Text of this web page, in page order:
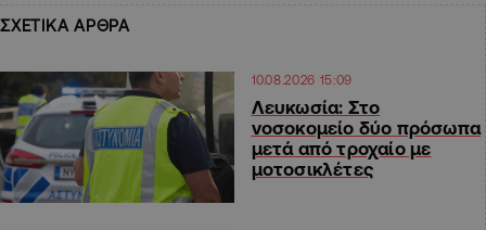
ΣΧΕΤΙΚΑ ΑΡΘΡΑ
10.08.2026 15:09
Λευκωσία: Στο
νοσοκομείο δύο πρόσωπα
μετά από τροχαίο με
μοτοσικλέτες